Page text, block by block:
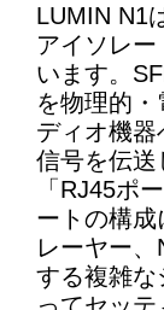
LUMIN N1
アイソレー
います。
を物理的
ディオ機
信号を伝送
「 RJ45ポ
ートの構
レーヤー、
する複雑な